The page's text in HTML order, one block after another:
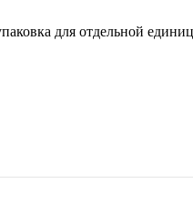
для отдельной